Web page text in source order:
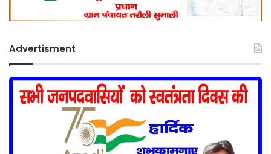
Advertisment